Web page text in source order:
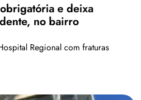
e deixa
no bairro
Regional com fraturas